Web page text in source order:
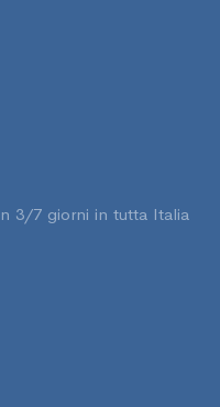
3/7 giorni in tutta Italia